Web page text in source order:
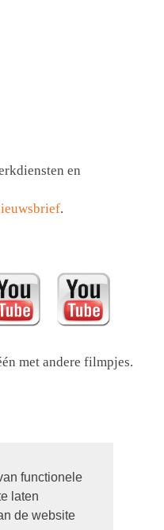
functionele
laten
de website
en
.
met andere filmpjes.